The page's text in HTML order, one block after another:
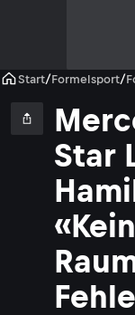
Start/Formelsport/
Star
«Kein